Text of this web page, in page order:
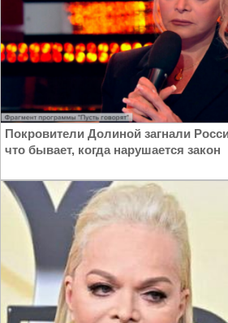
Покровители Долиной загнали
что бывает, когда нарушается закон